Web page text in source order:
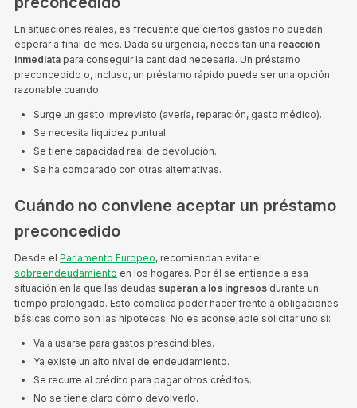
En situaciones reales, es frecuente que ciertos gastos no puedan
esperar a final de mes. Dada su urgencia, necesitan una reacción
inmediata para conseguir la cantidad necesaria. Un préstamo
preconcedido o, incluso, un préstamo rápido puede ser una opción
razonable cuando:
Surge un gasto imprevisto (avería, reparación, gasto médico).
Se necesita liquidez puntual.
Se tiene capacidad real de devolución.
Se ha comparado con otras alternativas.
Cuándo no conviene aceptar un préstamo
preconcedido
Desde el Parlamento Europeo, recomiendan evitar el
sobreendeudamiento en los hogares. Por él se entiende a esa
situación en la que las deudas superan a los ingresos durante un
tiempo prolongado. Esto complica poder hacer frente a obligaciones
básicas como son las hipotecas. No es aconsejable solicitar uno si:
Va a usarse para gastos prescindibles.
Ya existe un alto nivel de endeudamiento.
Se recurre al crédito para pagar otros créditos.
No se tiene claro cómo devolverlo.